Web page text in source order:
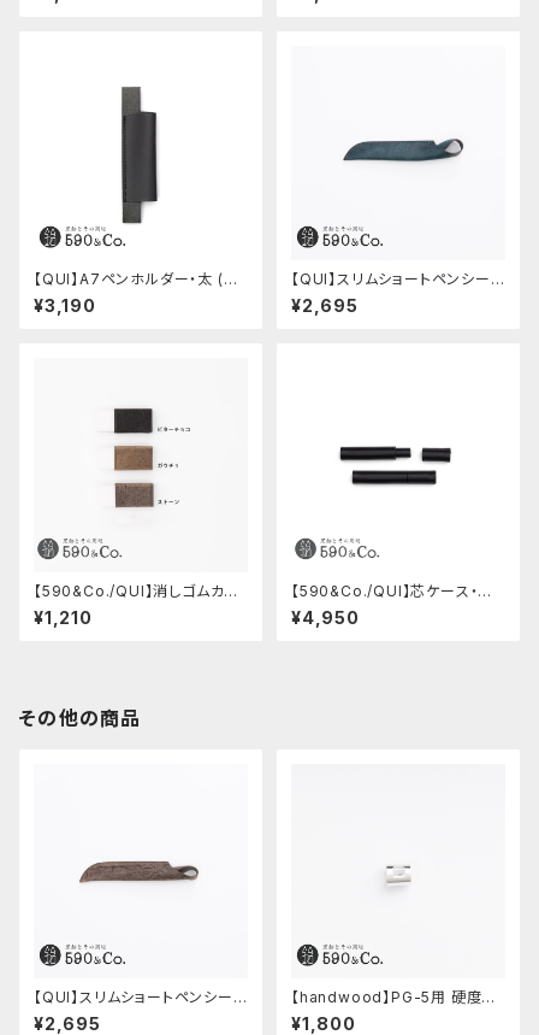
【QUI】A7ペンホルダー・太 (ブ
ラック)
¥3,190
【QUI】スリムショートペンシー
ス・プエブロ (ペトローリオ)
¥2,695
【590&Co./QUI】消しゴムカバ
ーS・クードゥー
¥1,210
【590&Co./QUI】芯ケース・ブッ
テーロ (ブラック)
¥4,950
その他の商品
【QUI】スリムショートペンシー
ス・クードゥー (ストーン)
¥2,695
【handwood】PG-5用 硬度表
示窓 (超超ジュラルミン/正方形)
¥1,800